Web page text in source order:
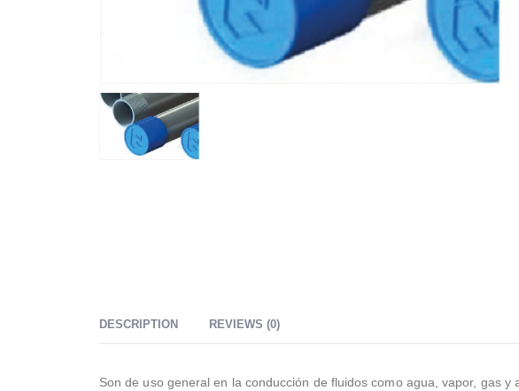
DESCRIPTION REVIEWS (0)
Son de uso general en la conducción de fluidos como agua, vapor, gas y